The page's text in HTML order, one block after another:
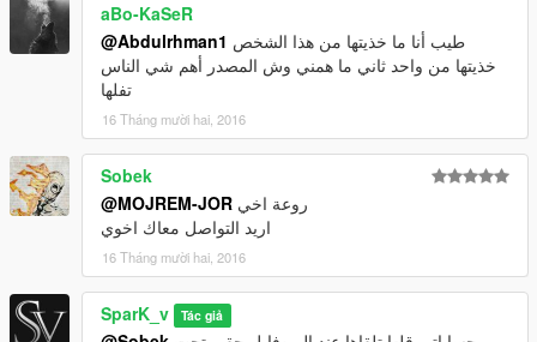
aBo-KaSeR
@Abdulrhman1
خذيتها من واحد ثاني ما همني وش المصدر أهم شي الناس
تفلها
16 Tháng mười hai, 2016
Sobek
@MOJREM-JOR روعة اخي
اريد التواصل معاك اخوي
16 Tháng mười hai, 2016
SparK_v Tác giả